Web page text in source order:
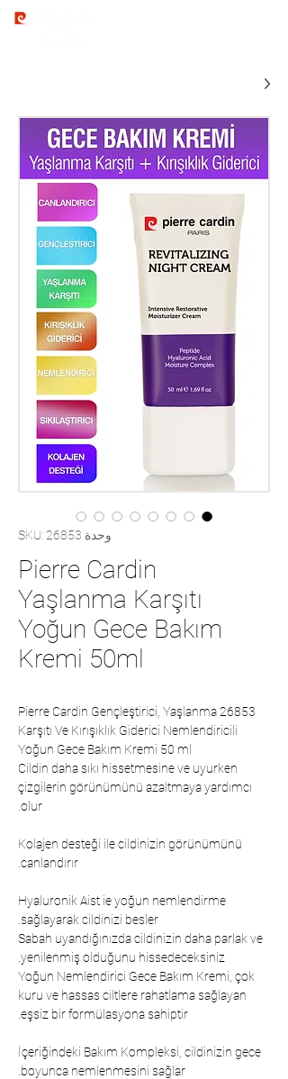
وحدة SKU: 26853
Pierre Cardin
Yaşlanma Karşıtı
Yoğun Gece Bakım
Kremi 50ml
26853 Pierre Cardin Gençleştirici, Yaşlanma
Karşıtı Ve Kırışıklık Giderici Nemlendiricili
Yoğun Gece Bakım Kremi 50 ml
Cildin daha sıkı hissetmesine ve uyurken
çizgilerin görünümünü azaltmaya yardımcı
olur.
Kolajen desteği ile cildinizin görünümünü
canlandırır.
Hyaluronik Aist ie yoğun nemlendirme
sağlayarak cildinizi besler.
Sabah uyandığınızda cildinizin daha parlak ve
yenilenmiş olduğunu hissedeceksiniz.
Yoğun Nemlendirici Gece Bakım Kremi, çok
kuru ve hassas ciltlere rahatlama sağlayan
eşsiz bir formülasyona sahiptir.
İçeriğindeki Bakım Kompleksi, cildinizin gece
boyunca nemlenmesini sağlar.